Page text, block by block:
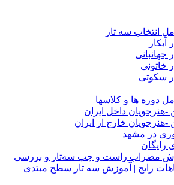
انتخاب سه تار
جهانبانی
خاتونی
سکوتی
دوره ها و کلاسها
-هنرجویان داخل ایران
-هنرجویان خارج از ایران
در مشهد
رایگان
مضراب راست و چپ سه‌تار و بررسی
رایج | آموزش سه تار سطح مبتدی